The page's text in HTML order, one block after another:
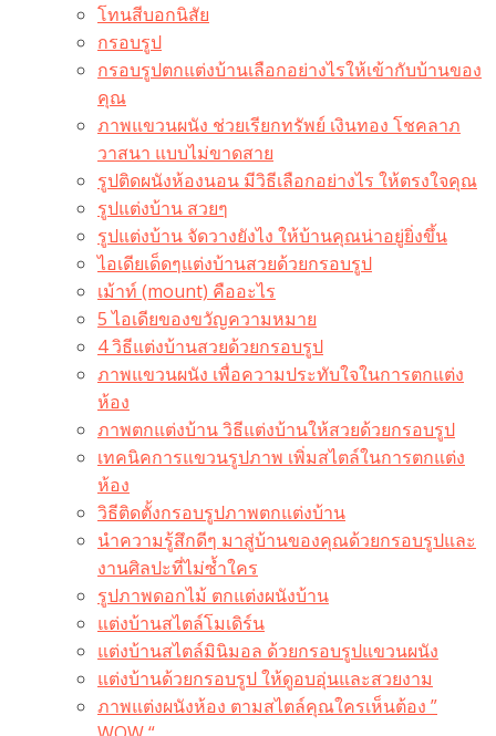
โทนสีบอกนิสัย
กรอบรูป
กรอบรูปตกแต่งบ้านเลือกอย่างไรให้เข้ากับบ้านของ
คุณ
ภาพแขวนผนัง ช่วยเรียกทรัพย์ เงินทอง โชคลาภ
วาสนา แบบไม่ขาดสาย
รูปติดผนังห้องนอน มีวิธีเลือกอย่างไร ให้ตรงใจคุณ
รูปแต่งบ้าน สวยๆ
รูปแต่งบ้าน จัดวางยังไง ให้บ้านคุณน่าอยู่ยิ่งขึ้น
ไอเดียเด็ดๆแต่งบ้านสวยด้วยกรอบรูป
เม้าท์ (mount) คืออะไร​
5 ไอเดียของขวัญความหมาย
4 วิธีแต่งบ้านสวยด้วยกรอบรูป
ภาพแขวนผนัง เพื่อความประทับใจในการตกแต่ง
ห้อง
ภาพตกแต่งบ้าน วิธีแต่งบ้านให้สวยด้วยกรอบรูป
เทคนิคการแขวนรูปภาพ เพิ่มสไตล์ในการตกแต่ง
ห้อง
วิธีติดตั้งกรอบรูปภาพตกแต่งบ้าน
นำความรู้สึกดีๆ มาสู่บ้านของคุณด้วยกรอบรูปและ
งานศิลปะที่ไม่ซ้ำใคร
รูปภาพดอกไม้ ตกแต่งผนังบ้าน
แต่งบ้านสไตล์โมเดิร์น
แต่งบ้านสไตล์มินิมอล ด้วยกรอบรูปแขวนผนัง
แต่งบ้านด้วยกรอบรูป ให้ดูอบอุ่นและสวยงาม
ภาพแต่งผนังห้อง ตามสไตล์คุณใครเห็นต้อง ”